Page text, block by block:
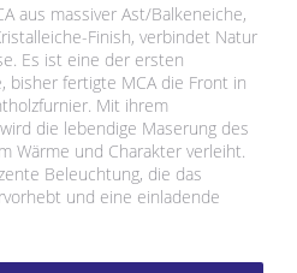
aus massiver Ast/Balkeneiche,
Finish, verbindet Natur
Es ist eine der ersten
bisher fertigte MCA die Front in
Mit ihrem
die lebendige Maserung des
Wärme und Charakter verleiht.
Beleuchtung, die das
und eine einladende